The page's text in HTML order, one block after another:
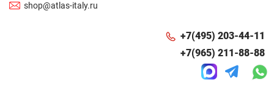
shop@atlas-italy.ru
+7(495) 203-44-11
+7(965) 211-88-88